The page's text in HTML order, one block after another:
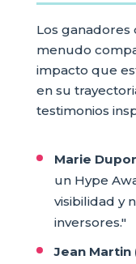
Los ganadores
menudo
impacto que
en su
testimonios
Marie
un Hype
visibilidad y
inversores."
Jean Martin